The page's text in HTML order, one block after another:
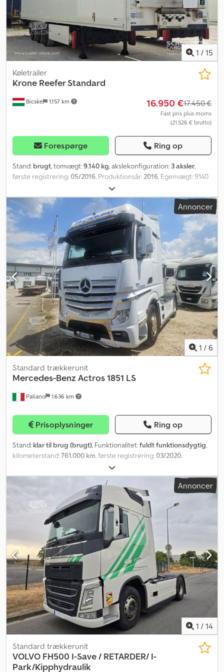
1 / 15
Bicske 1.157 km
Køletrailer
Krone Reefer Standard
16.950 €17.450 €
Fast pris plus moms
(21.526 € brutto)
Forespørge Ring op
Stand: brugt, tomvægt:9.140 kg, akslekonfiguration: 3 aksler,
første registrering:05/2016, Produktionsår:2016, Egenvægt: 9140
kg. Du kan finde et overblik over alle tilgængelige køretøjer på
vores hjemmeside. Har du brug for finansiering? Vi tilbyder
skræddersyede finansieringsløsninger, serviceaftaler og
telematikløsninger. Vi rådgiver dig gerne personligt.
Dksdpjzkmhgefx Aahsr
Annoncer
1 / 6
Paliano 1.636 km
Standard trækkerunit
Mercedes-Benz Actros 1851 LS
Prisoplysninger Ring op
Stand: klar til brug (brugt), Funktionalitet:fuldt funktionsdygtig,
kilometerstand:761.000 km, første registrering:03/2020,
, dækstørrelse:
akslekonfiguration:4x2, brændstof:diesel, Produktionsår:2020,
LS-kabine med luftaffjedring, spoiler, skærme og sideskørter, fuld
luftaffjedring, 510 hk motor, Powershift-gearkasse, 12 gear,
retarder, dobbelt tank med hydraulisk system til flytbare
platforme, letmetalfælge, ADR-godkendelse (total), fremragende
generel stand, årstal 03.2020, 761.000 km. Djdpfezl Aivex Aahekr
Annoncer
1 / 14
Standard trækkerunit
VOLVO FH500 I-Save / RETARDER/ I-
Park/Kipphydraulik